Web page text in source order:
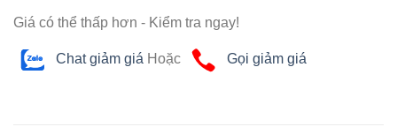
Giá có thể thấp hơn - Kiểm tra ngay!
Chat giảm giá Hoặc Gọi giảm giá